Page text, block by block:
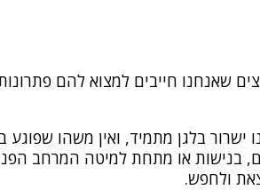
שאנחנו חייבים למצוא להם
בלגן מתמיד, ואין משהו שפוגע
בנישות או מתחת למיטה המרחב
ולחפש.